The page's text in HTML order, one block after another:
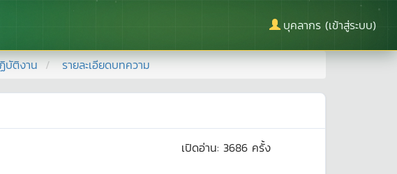
บุคลากร (เข้าสู่ระบบ)
บัติงาน รายละเอียดบทความ
เปิดอ่าน: 3686 ครั้ง